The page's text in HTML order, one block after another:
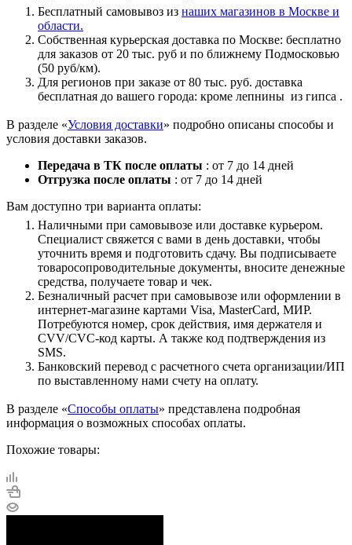
Бесплатный самовывоз из наших магазинов в Москве и
области.
Собственная курьерская доставка по Москве: бесплатно
для заказов от 20 тыс. руб и по ближнему Подмосковью
(50 руб/км).
Для регионов при заказе от 80 тыс. руб. доставка
бесплатная до вашего города: кроме лепнины из гипса .
В разделе «Условия доставки» подробно описаны способы и
условия доставки заказов.
Передача в ТК после оплаты : от 7 до 14 дней
Отгрузка после оплаты : от 7 до 14 дней
Вам доступно три варианта оплаты:
Наличными при самовывозе или доставке курьером.
Специалист свяжется с вами в день доставки, чтобы
уточнить время и подготовить сдачу. Вы подписываете
товаросопроводительные документы, вносите денежные
средства, получаете товар и чек.
Безналичный расчет при самовывозе или оформлении в
интернет-магазине картами Visa, MasterCard, МИР.
Потребуются номер, срок действия, имя держателя и
CVV/CVC-код карты. А также код подтверждения из
SMS.
Банковский перевод с расчетного счета организации/ИП
по выставленному нами счету на оплату.
В разделе «Способы оплаты» представлена подробная
информация о возможных способах оплаты.
Похожие товары: